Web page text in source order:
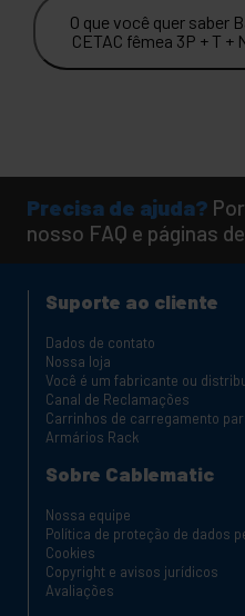
O que você quer saber
CETAC fêmea 3P + T +
Precisa de ajuda?
nosso FAQ e páginas
Suporte ao cliente
Dados de contato
Nossa loja
Você é um fabricante ou
Canal de Reclamações
Carrinhos de carregamento
Armários Rack
Sobre Cablematic
Nossa equipe
Política de proteção de dados
Cookies
Copyright e avisos jurídicos
Avaliações